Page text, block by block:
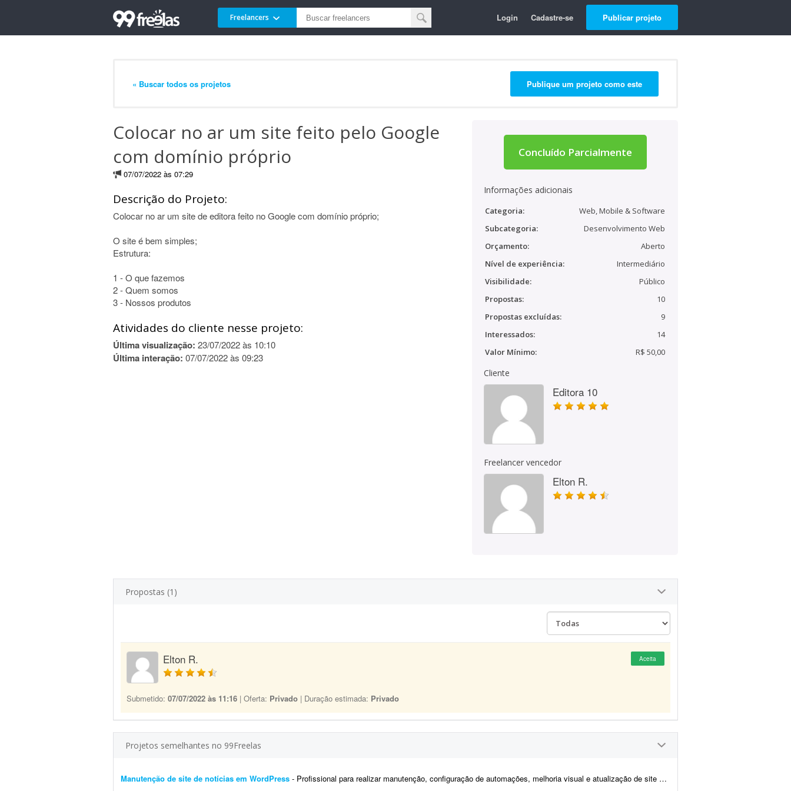
Freelancers Login Cadastre-se Publicar projeto
« Buscar todos os projetos Publique um projeto como este
Colocar no ar um site feito pelo Google
com domínio próprio
07/07/2022 às 07:29
Descrição do Projeto:
Colocar no ar um site de editora feito no Google com domínio próprio;
O site é bem simples;
Estrutura:
1 - O que fazemos
2 - Quem somos
3 - Nossos produtos
Atividades do cliente nesse projeto:
Última visualização: 23/07/2022 às 10:10
Última interação: 07/07/2022 às 09:23
Concluído Parcialmente
Informações adicionais
Categoria:
Web, Mobile & Software
Subcategoria:
Desenvolvimento Web
Orçamento:
Aberto
Nível de experiência:
Intermediário
Visibilidade:
Público
Propostas:
10
Propostas excluídas:
9
Interessados:
14
Valor Mínimo:
R$ 50,00
Cliente
Editora 10
Freelancer vencedor
Elton R.
Propostas (1)
Elton R. Aceita
Submetido: 07/07/2022 às 11:16 | Oferta: Privado | Duração estimada: Privado
Projetos semelhantes no 99Freelas
Manutenção de site de notícias em WordPress - Profissional para realizar manutenção, configuração de automações, melhoria visual e atualização de site de notícias em WordPress. At...